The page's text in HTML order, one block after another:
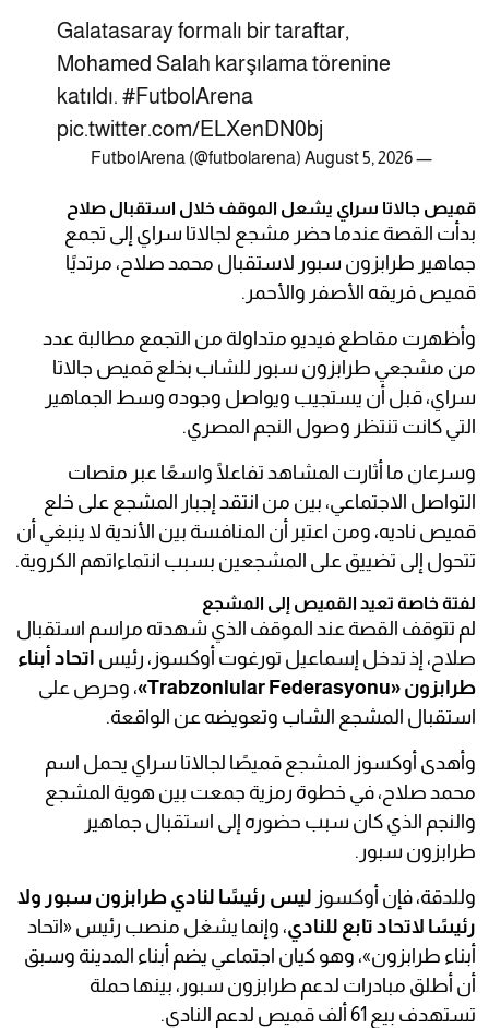
Galatasaray formalı bir taraftar,
Mohamed Salah karşılama törenine
katıldı. #FutbolArena
pic.twitter.com/ELXenDN0bj
— FutbolArena (@futbolarena)
August 5, 2026
قميص جالاتا سراي يشعل الموقف خلال استقبال صلاح
بدأت القصة عندما حضر مشجع لجالاتا سراي إلى تجمع
جماهير طرابزون سبور لاستقبال محمد صلاح، مرتديًا
قميص فريقه الأصفر والأحمر.
وأظهرت مقاطع فيديو متداولة من التجمع مطالبة عدد
من مشجعي طرابزون سبور للشاب بخلع قميص جالاتا
سراي، قبل أن يستجيب ويواصل وجوده وسط الجماهير
التي كانت تنتظر وصول النجم المصري.
وسرعان ما أثارت المشاهد تفاعلًا واسعًا عبر منصات
التواصل الاجتماعي، بين من انتقد إجبار المشجع على خلع
قميص ناديه، ومن اعتبر أن المنافسة بين الأندية لا ينبغي أن
تتحول إلى تضييق على المشجعين بسبب انتماءاتهم الكروية.
لفتة خاصة تعيد القميص إلى المشجع
لم تتوقف القصة عند الموقف الذي شهدته مراسم استقبال
صلاح، إذ تدخل إسماعيل تورغوت أوكسوز، رئيس اتحاد أبناء
طرابزون «Trabzonlular Federasyonu»
، وحرص على
استقبال المشجع الشاب وتعويضه عن الواقعة.
وأهدى أوكسوز المشجع قميصًا لجالاتا سراي يحمل اسم
محمد صلاح، في خطوة رمزية جمعت بين هوية المشجع
والنجم الذي كان سبب حضوره إلى استقبال جماهير
طرابزون سبور.
وللدقة، فإن أوكسوز ليس رئيسًا لنادي طرابزون سبور ولا
رئيسًا لاتحاد تابع للنادي، وإنما يشغل منصب رئيس «اتحاد
أبناء طرابزون»، وهو كيان اجتماعي يضم أبناء المدينة وسبق
أن أطلق مبادرات لدعم طرابزون سبور، بينها حملة
تستهدف بيع 61 ألف قميص لدعم النادي.